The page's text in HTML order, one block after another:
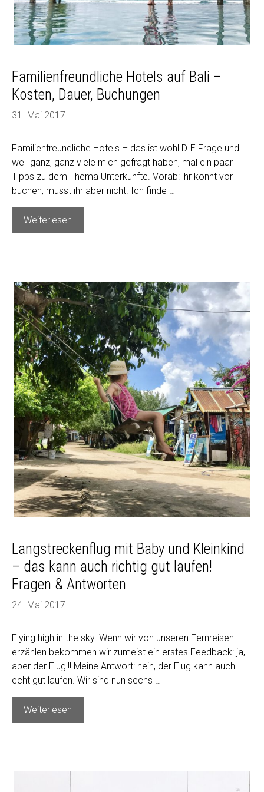
Familienfreundliche Hotels auf Bali –
Kosten, Dauer, Buchungen
31. Mai 2017
Familienfreundliche Hotels – das ist wohl DIE Frage und
weil ganz, ganz viele mich gefragt haben, mal ein paar
Tipps zu dem Thema Unterkünfte. Vorab: ihr könnt vor
buchen, müsst ihr aber nicht. Ich finde …
Weiterlesen
Hotels
Kosten,
Dauer,
Buchungen
Langstreckenflug mit Baby und Kleinkind
– das kann auch richtig gut laufen!
Fragen & Antworten
24. Mai 2017
Flying high in the sky. Wenn wir von unseren Fernreisen
erzählen bekommen wir zumeist ein erstes Feedback: ja,
aber der Flug!!! Meine Antwort: nein, der Flug kann auch
echt gut laufen. Wir sind nun sechs …
Weiterlesen
mit